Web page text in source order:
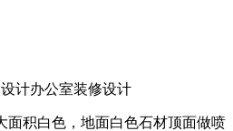
计办公室装修设计
面积白色，地面白色石材顶面做喷